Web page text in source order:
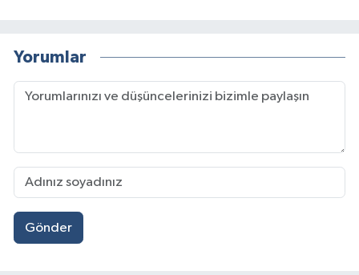
Yorumlar
Gönder